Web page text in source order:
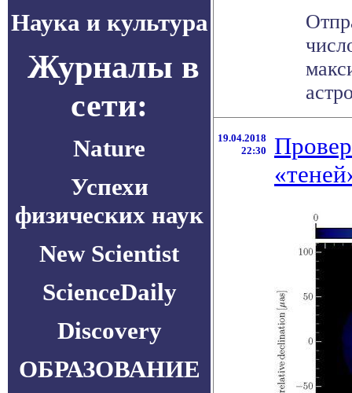
Наука и культура
Журналы в
сети:
Nature
Успехи
физических наук
New Scientist
ScienceDaily
Discovery
ОБРАЗОВАНИЕ
19.04.2018
22:30